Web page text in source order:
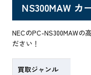
NS300MAW カ
NECのPC-NS300MAWの
ださい！
買取ジャンル